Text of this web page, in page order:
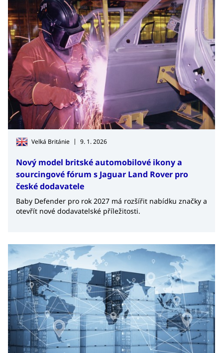
Velká Británie | 9. 1. 2026
Nový model britské automobilové ikony a
sourcingové fórum s Jaguar Land Rover pro
české dodavatele
Baby Defender pro rok 2027 má rozšířit nabídku značky a
otevřít nové dodavatelské příležitosti.